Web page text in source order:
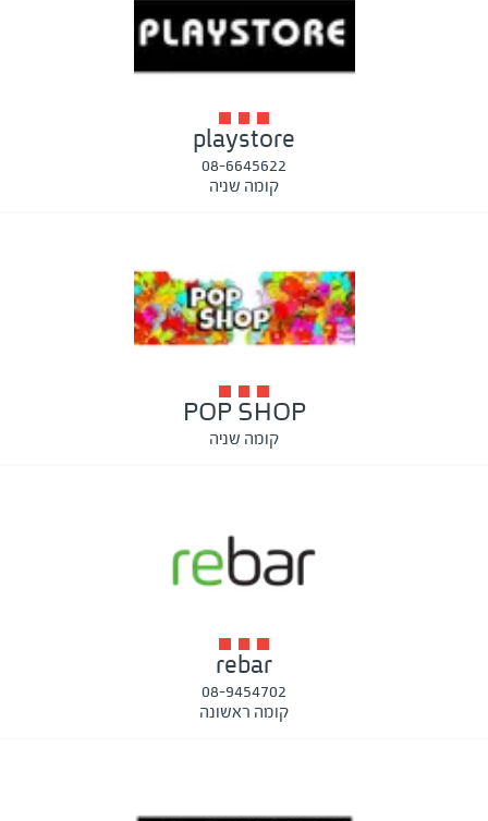
playstore
08-6645622
קומה שניה
POP SHOP
קומה שניה
rebar
08-9454702
קומה ראשונה